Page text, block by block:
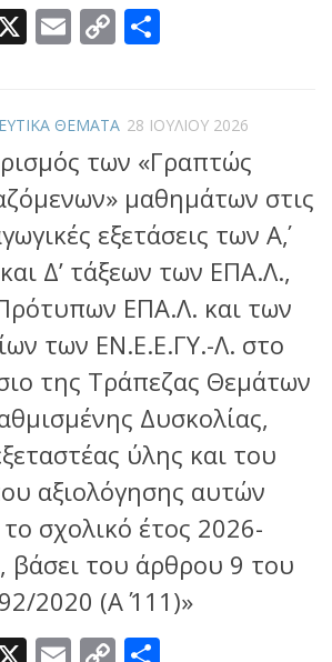
X Email
Copy
ΘΕΜΑΤΑ 28 ΙΟΥΛΊΟΥ 2026
των «Γραπτώς
μαθημάτων στις
εξετάσεις των Α΄,
και Δ’ τάξεων των ΕΠΑ.Λ.,
ΕΠΑ.Λ. και των
των ΕΝ.Ε.Ε.ΓΥ.-Λ. στο
της Τράπεζας Θεμάτων
Δυσκολίας,
ύλης και του
αξιολόγησης αυτών
σχολικό έτος 2026-
βάσει του άρθρου 9 του
2020 (Α΄ 111)»